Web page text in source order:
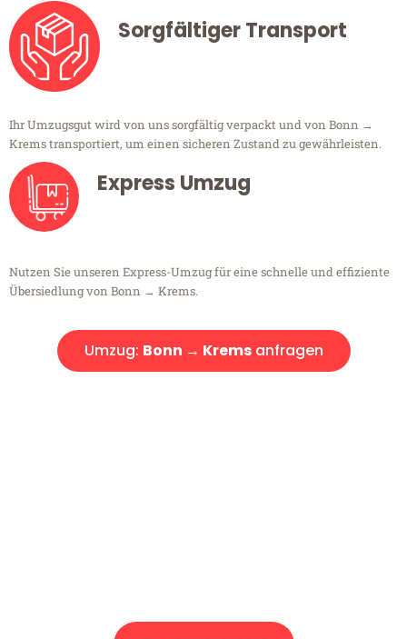
Sorgfältiger Transport
Ihr Umzugsgut wird von uns sorgfältig verpackt und von Bonn →
Krems transportiert, um einen sicheren Zustand zu gewährleisten.
Express Umzug
Nutzen Sie unseren Express-Umzug für eine schnelle und effiziente
Übersiedlung von Bonn → Krems.
Umzug: Bonn → Kremsanfragen